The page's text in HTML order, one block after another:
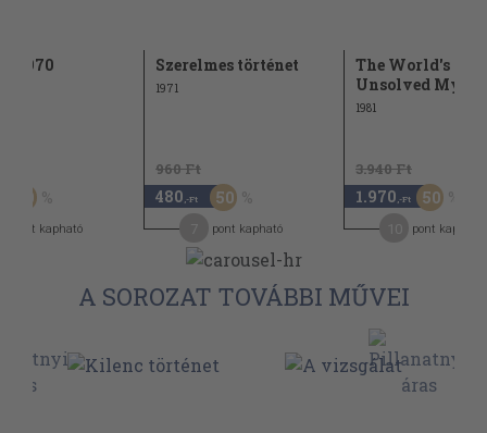
1970
50
pont kapható
Szerelmes történet
1971
960 Ft
480 ,-Ft 50
pont kapható
The World's
Unsolved
1981
3.940 Ft
1.970 ,-Ft 50
pont kapható
A SOROZAT TOVÁBBI MŰVEI